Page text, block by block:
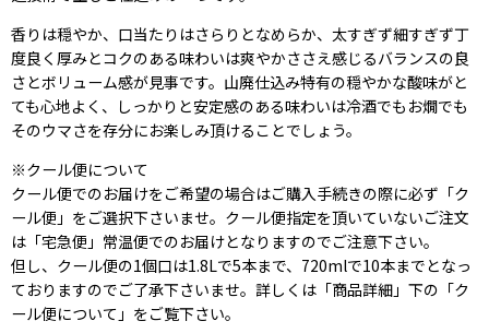
香りは穏やか、口当たりはさらりとなめらか、太すぎず細すぎず丁
度良く厚みとコクのある味わいは爽やかささえ感じるバランスの良
さとボリューム感が見事です。山廃仕込み特有の穏やかな酸味がと
ても心地よく、しっかりと安定感のある味わいは冷酒でもお燗でも
そのウマさを存分にお楽しみ頂けることでしょう。
※クール便について
クール便でのお届けをご希望の場合はご購入手続きの際に必ず「ク
ール便」をご選択下さいませ。クール便指定を頂いていないご注文
は「宅急便」常温便でのお届けとなりますのでご注意下さい。
但し、クール便の1個口は1.8Lで5本まで、720mlで10本までとなっ
ておりますのでご了承下さいませ。詳しくは「商品詳細」下の「ク
ール便について」をご覧下さい。